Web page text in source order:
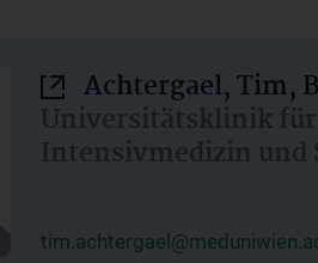
Achtergael, Tim,
Universitätsklinik
Intensivmedizin und